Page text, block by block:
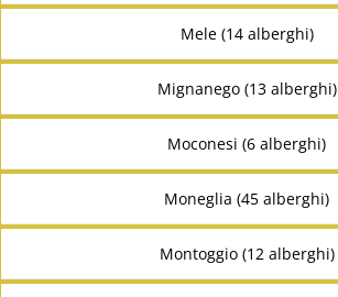
Mele (14 alberghi)
Mignanego (13 alberghi)
Moconesi (6 alberghi)
Moneglia (45 alberghi)
Montoggio (12 alberghi)